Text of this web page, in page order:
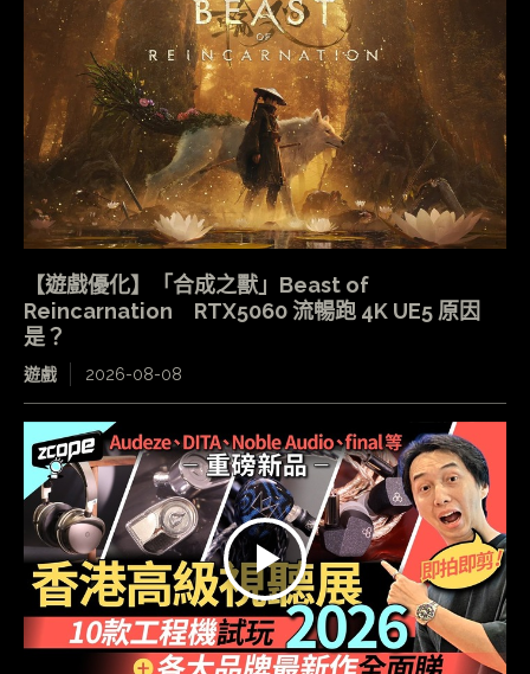
【遊戲優化】「合成之獸」Beast of
Reincarnation RTX5060 流暢跑 4K UE5 原因
是？
遊戲 2026-08-08